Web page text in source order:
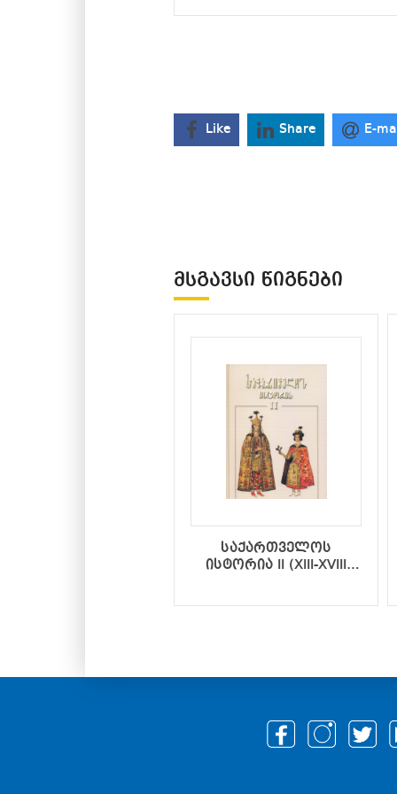
Like Share E-
ᲛᲡᲒᲐᲕᲡᲘ ᲬᲘᲒᲜᲔᲑᲘ
საქართველოს
ისტორია II (XIII-XVIII